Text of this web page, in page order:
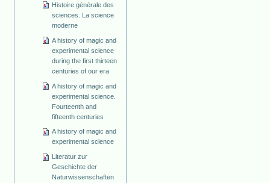
Histoire générale des
sciences. La science
moderne
A history of magic and
experimental science
during the first thirteen
centuries of our era
A history of magic and
experimental science.
Fourteenth and
fifteenth centuries
A history of magic and
experimental science
Literatur zur
Geschichte der
Naturwissenschaften